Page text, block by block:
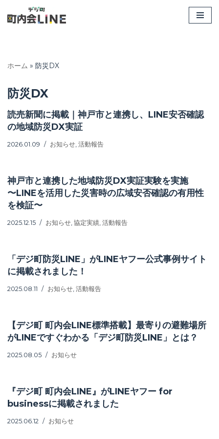
コ
ン
へ
ス
キ
ッ
ホーム » 防災DX
防災DX
読売新聞に掲載｜神戸市と連携し、LINE安否確認
の地域防災DX実証
2026.01.09 お知らせ 活動報告
神戸市と連携した地域防災DX実証実験を実施
〜LINEを活用した災害時の広域安否確認の有用性
を検証〜
2025.12.15 お知らせ 協定実績 活動報告
「デジ町防災LINE」がLINEヤフー公式事例サイト
に掲載されました！
2025.08.11 お知らせ 活動報告
【デジ町 町内会LINE標準搭載】最寄りの避難場所
がLINEですぐわかる「デジ町防災LINE」とは？
2025.08.05 お知らせ
『デジ町 町内会LINE』がLINEヤフー for
businessに掲載されました
2025.06.12 お知らせ